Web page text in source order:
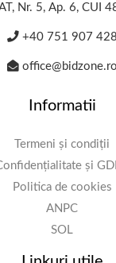
Nr. 5, Ap. 6, CUI
+40 751 907 428
office@bidzone.ro
Informatii
Termeni și condiții
și
Politica de cookies
ANPC
SOL